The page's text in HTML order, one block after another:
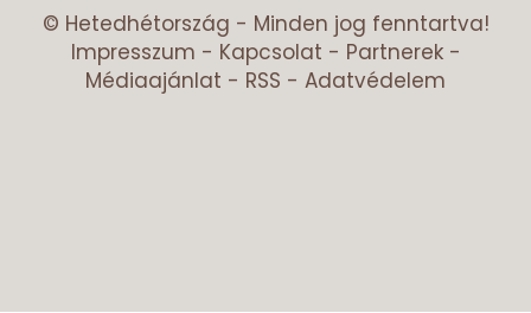
© Hetedhétország - Minden jog fenntartva!
Impresszum - Kapcsolat - Partnerek-
Médiaajánlat - RSS - Adatvédelem